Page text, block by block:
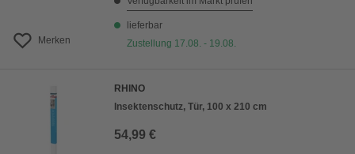
Merken
lieferbar
Zustellung 17.08. - 19.08.
RHINO
Insektenschutz, Tür, 100 x 210 cm
54,99 €